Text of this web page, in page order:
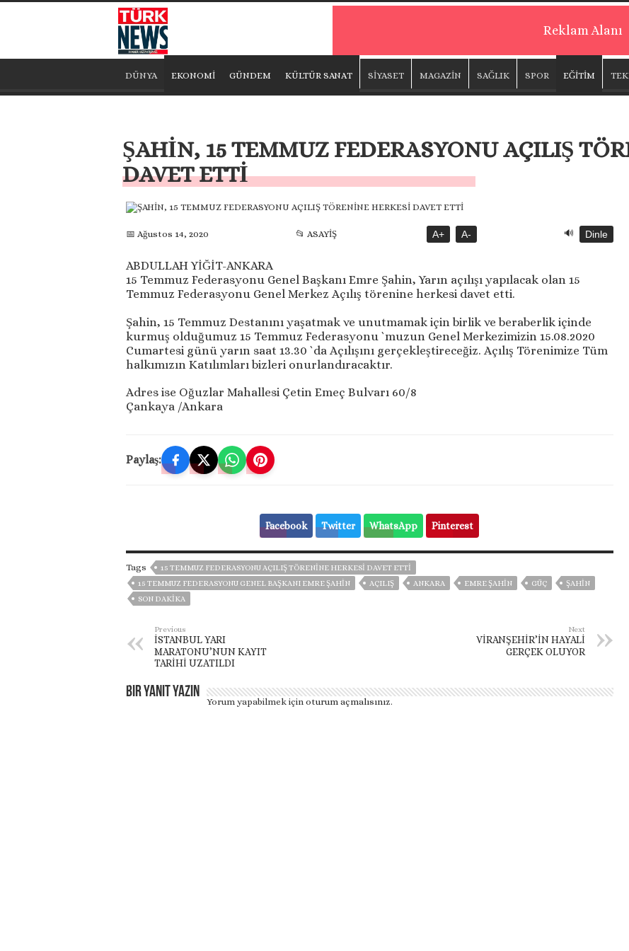
Reklam Alanı
DÜNYA EKONOMİ GÜNDEM KÜLTÜR SANAT SİYASET MAGAZİN SAĞLIK SPOR EĞİTİM
ŞAHİN, 15 TEMMUZ FEDERASYONU AÇILIŞ
DAVET ETTİ
📅 Ağustos 14, 2020 📂 ASAYİŞ A+ A- 🔊 Dinle
ABDULLAH YİĞİT-ANKARA
15 Temmuz Federasyonu Genel Başkanı Emre Şahin, Yarın açılışı yapılacak olan 15
Temmuz Federasyonu Genel Merkez Açılış törenine herkesi davet etti.
Şahin, 15 Temmuz Destanını yaşatmak ve unutmamak için birlik ve beraberlik içinde
kurmuş olduğumuz 15 Temmuz Federasyonu `muzun Genel Merkezimizin 15.08.2020
Cumartesi günü yarın saat 13.30 `da Açılışını gerçekleştireceğiz. Açılış Törenimize Tüm
halkımızın Katılımları bizleri onurlandıracaktır.
Adres ise Oğuzlar Mahallesi Çetin Emeç Bulvarı 60/8
Çankaya /Ankara
Paylaş:
Facebook Twitter WhatsApp Pinterest
Tags
15 TEMMUZ FEDERASYONU AÇILIŞ TÖRENİNE HERKESİ DAVET ETTİ
15 TEMMUZ FEDERASYONU GENEL BAŞKANI EMRE ŞAHIN
AÇILIŞ ANKARA EMRE ŞAHIN GÜÇ
ŞAHİN
SON DAKIKA
Previous
İSTANBUL YARI
MARATONU’NUN KAYIT
TARİHİ UZATILDI
Next
VİRANŞEHİR’İN HAYALİ
GERÇEK OLUYOR
Bir yanıt yazın
Yorum yapabilmek için oturum açmalısınız.